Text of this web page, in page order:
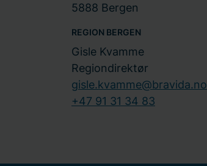
5888 Bergen
REGION BERGEN
Gisle Kvamme
Regiondirektør
gisle.kvamme@bravida.no
+47 91 31 34 83